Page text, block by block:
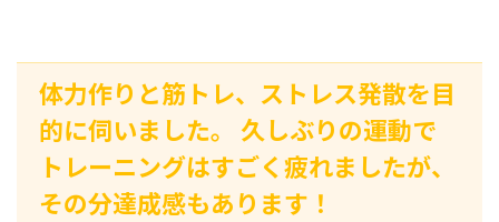
体力作りと筋トレ、ストレス発散を目
的に伺いました。 久しぶりの運動で
トレーニングはすごく疲れましたが、
その分達成感もあります！